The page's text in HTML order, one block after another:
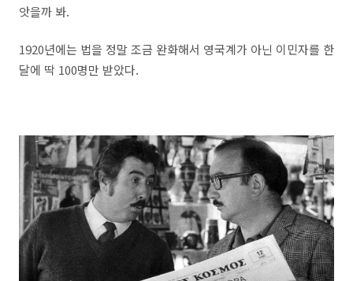
앗을까 봐.
1920년에는 법을 정말 조금 완화해서 영국계가 아닌 이민자를 한
달에 딱 100명만 받았다.